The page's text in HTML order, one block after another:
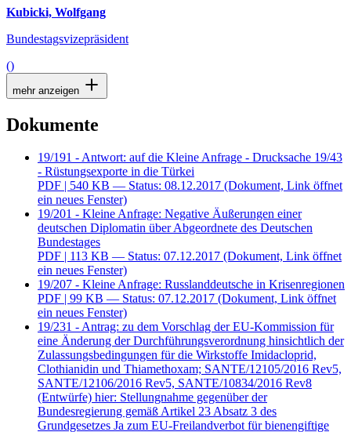
Kubicki, Wolfgang
Bundestagsvizepräsident
()
mehr anzeigen
Dokumente
19/191 - Antwort: auf die Kleine Anfrage - Drucksache 19/43
- Rüstungsexporte in die Türkei
PDF | 540 KB — Status: 08.12.2017 (Dokument, Link öffnet
ein neues Fenster)
19/201 - Kleine Anfrage: Negative Äußerungen einer
deutschen Diplomatin über Abgeordnete des Deutschen
Bundestages
PDF | 113 KB — Status: 07.12.2017 (Dokument, Link öffnet
ein neues Fenster)
19/207 - Kleine Anfrage: Russlanddeutsche in Krisenregionen
PDF | 99 KB — Status: 07.12.2017 (Dokument, Link öffnet
ein neues Fenster)
19/231 - Antrag: zu dem Vorschlag der EU-Kommission für
eine Änderung der Durchführungsverordnung hinsichtlich der
Zulassungsbedingungen für die Wirkstoffe Imidacloprid,
Clothianidin und Thiamethoxam; SANTE/12105/2016 Rev5,
SANTE/12106/2016 Rev5, SANTE/10834/2016 Rev8
(Entwürfe) hier: Stellungnahme gegenüber der
Bundesregierung gemäß Artikel 23 Absatz 3 des
Grundgesetzes Ja zum EU-Freilandverbot für bienengiftige